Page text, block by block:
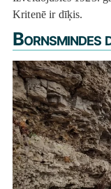
Kritenē ir dīķis.
Bornsmindes